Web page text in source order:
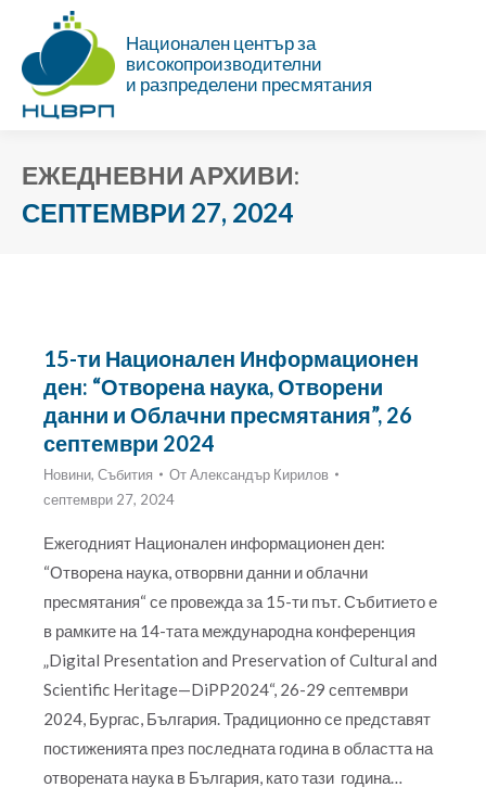
Национален център за
високопроизводителни
и разпределени пресмятания
ЕЖЕДНЕВНИ АРХИВИ:
СЕПТЕМВРИ 27, 2024
15-ти Национален Информационен
ден: “Отворена наука, Отворени
данни и Облачни пресмятания”, 26
септември 2024
Новини, Събития ОтАлександър Кирилов
септември 27, 2024
Ежегодният Национален информационен ден:
“Отворена наука, отворвни данни и облачни
пресмятания“ се провежда за 15-ти път. Събитието е
в рамките на 14-тата международна конференция
„Digital Presentation and Preservation of Cultural and
Scientific Heritage—DiPP2024“, 26-29 септември
2024, Бургас, България. Традиционно се представят
постиженията през последната година в областта на
отворената наука в България, като тази година…